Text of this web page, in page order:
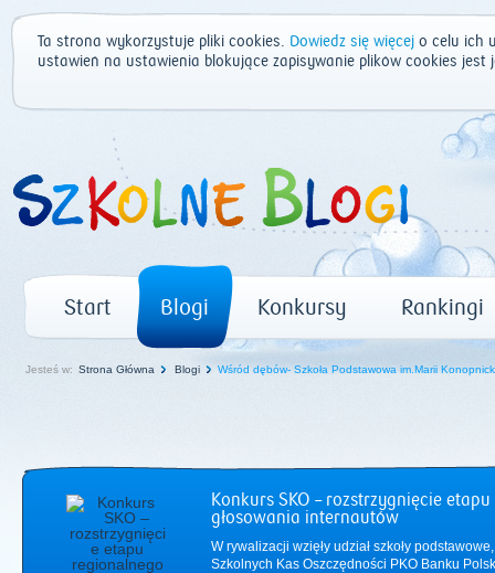
Ta strona wykorzystuje pliki cookies. Dowiedz się więcej o celu ich
ustawień na ustawienia blokujące zapisywanie plików cookies
Start Blogi Konkursy Rankingi
Jesteś w: Strona Główna Blogi Wśród dębów- Szkoła Podstawowa im.Marii
Konkurs SKO – rozstrzygnięcie
głosowania internautów
W rywalizacji wzięły udział szkoły
Szkolnych Kas Oszczędności PKO Banku